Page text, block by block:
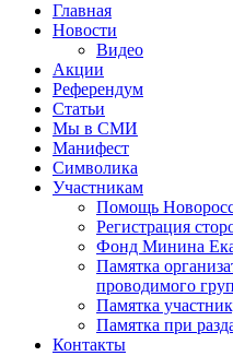
Главная
Новости
Видео
Акции
Референдум
Статьи
Мы в СМИ
Манифест
Символика
Участникам
Помощь
Регистрация
Фонд Минина
Памятка
проводимого
Памятка
Памятка при
Контакты